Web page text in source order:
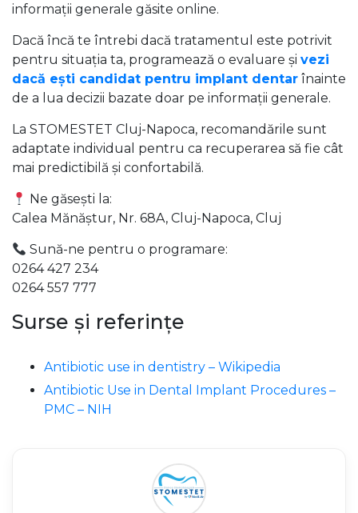
informații generale găsite online.
Dacă încă te întrebi dacă tratamentul este potrivit
pentru situația ta, programează o evaluare și vezi
dacă ești candidat pentru implant dentar înainte
de a lua decizii bazate doar pe informații generale.
La STOMESTET Cluj-Napoca, recomandările sunt
adaptate individual pentru ca recuperarea să fie cât
mai predictibilă și confortabilă.
Ne găsești la:
Calea Mănăştur, Nr. 68A, Cluj-Napoca, Cluj
Sună-ne pentru o programare:
0264 427 234
0264 557 777
Surse și referințe
Antibiotic use in dentistry – Wikipedia
Antibiotic Use in Dental Implant Procedures –
PMC – NIH